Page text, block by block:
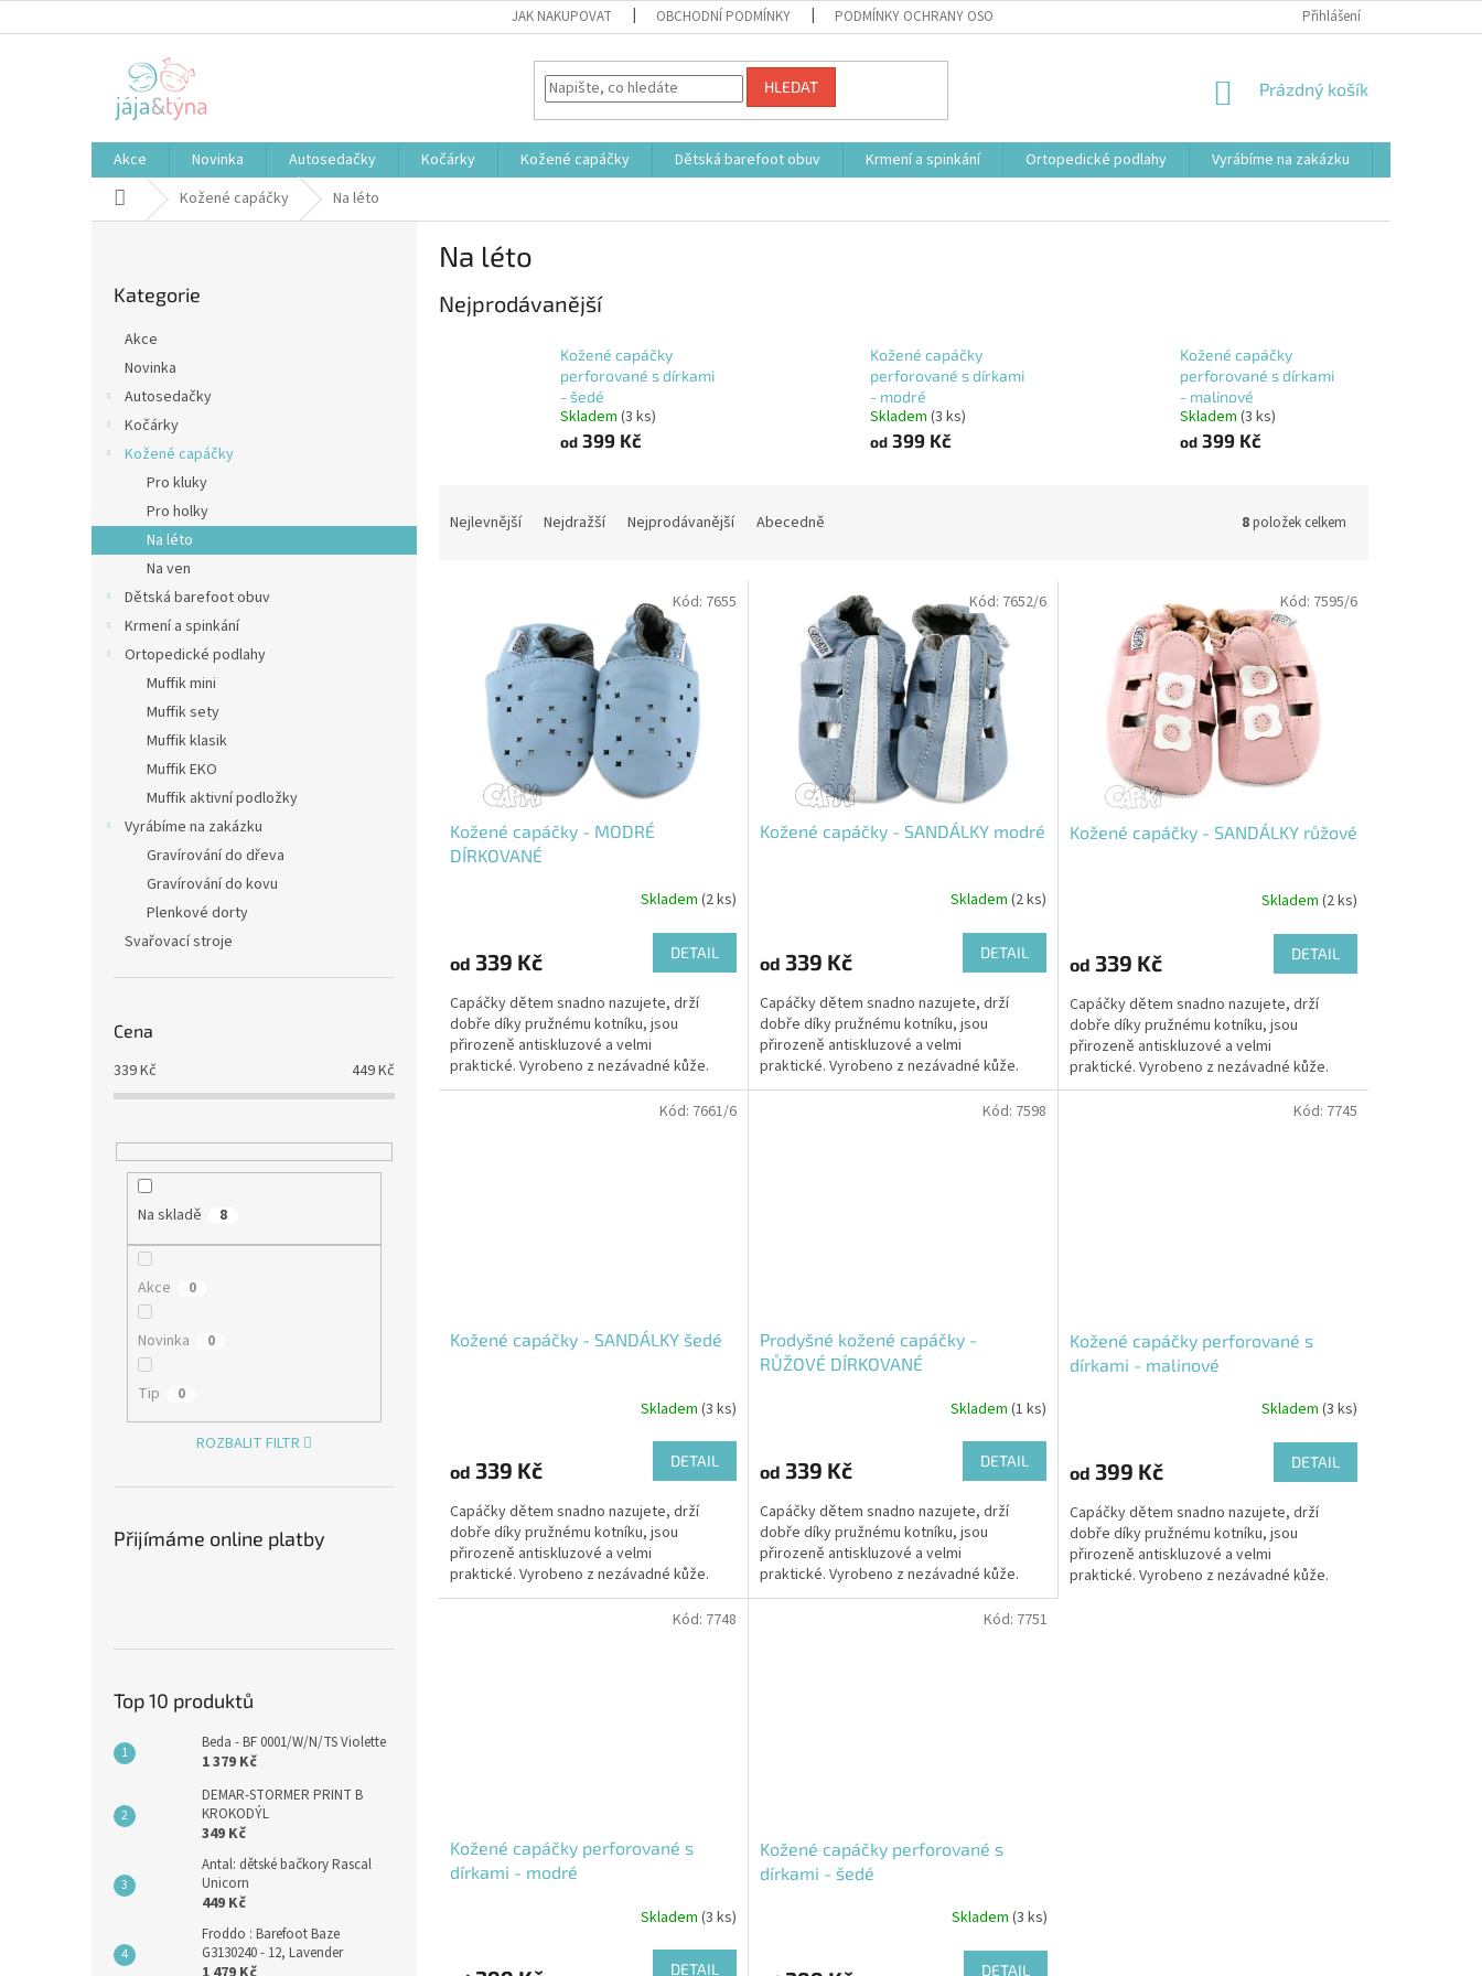
na
JAK NAKUPOVAT OBCHODNÍ PODMÍNKY PODMÍNKY OCHRANY OSOBNÍCH ÚDAJŮ Přihlášení
HLEDAT
NÁKUPNÍ
Prázdný košík
Akce Novinka Autosedačky Kočárky Kožené capáčky Dětská barefoot obuv Krmení a spinkání Ortopedické podlahy Vyrábíme na zakázku
Domů Kožené capáčky Na léto
e
l
kategorie
Kategorie
Akce
Novinka
Autosedačky
Kočárky
Kožené capáčky
Pro kluky
Pro holky
Na léto
Na ven
Dětská barefoot obuv
Krmení a spinkání
Ortopedické podlahy
Muffik mini
Muffik sety
Muffik klasik
Muffik EKO
Muffik aktivní podložky
Vyrábíme na zakázku
Gravírování do dřeva
Gravírování do kovu
Plenkové dorty
Svařovací stroje
Cena
339Kč 449Kč
Na skladě 8
Akce 0
Novinka 0
Tip 0
ROZBALIT FILTR
Přijímáme online platby
Top 10 produktů
Beda - BF 0001/W/N/TS Violette
1 379 Kč
DEMAR-STORMER PRINT B
KROKODÝL
349 Kč
Antal: dětské bačkory Rascal
Unicorn
449 Kč
Froddo : Barefoot Baze
G3130240 - 12, Lavender
Na léto
Nejprodávanější
Kožené capáčky
perforované s dírkami
- šedé
Skladem (3 ks)
od 399 Kč
Kožené capáčky
perforované s dírkami
- modré
Skladem (3 ks)
od399 Kč
Kožené capáčky
perforované s dírkami
- malinové
Skladem (3 ks)
od399 Kč
Nejlevnější Nejdražší Nejprodávanější Abecedně 8položek celkem
Kožené capáčky - MODRÉ
DÍRKOVANÉ
Skladem (2 ks)
od 339 Kč DETAIL
Capáčky dětem snadno nazujete, drží
dobře díky pružnému kotníku, jsou
přirozeně antiskluzové a velmi
praktické. Vyrobeno z nezávadné kůže.
Kód: 7655
Kožené capáčky - SANDÁLKY modré
Skladem (2 ks)
od 339 Kč DETAIL
Capáčky dětem snadno nazujete, drží
dobře díky pružnému kotníku, jsou
přirozeně antiskluzové a velmi
praktické. Vyrobeno z nezávadné kůže.
Kód: 7652/6
Kožené capáčky - SANDÁLKY růžové
Skladem (2 ks)
od 339 Kč DETAIL
Capáčky dětem snadno nazujete, drží
dobře díky pružnému kotníku, jsou
přirozeně antiskluzové a velmi
praktické. Vyrobeno z nezávadné kůže.
Kód: 7595/6
Kožené capáčky - SANDÁLKY šedé
Skladem (3 ks)
od 339 Kč DETAIL
Capáčky dětem snadno nazujete, drží
dobře díky pružnému kotníku, jsou
přirozeně antiskluzové a velmi
praktické. Vyrobeno z nezávadné kůže.
Kód: 7661/6
Prodyšné kožené capáčky -
RŮŽOVÉ DÍRKOVANÉ
Skladem (1 ks)
od 339 Kč DETAIL
Capáčky dětem snadno nazujete, drží
dobře díky pružnému kotníku, jsou
přirozeně antiskluzové a velmi
praktické. Vyrobeno z nezávadné kůže.
Kód: 7598
Kožené capáčky perforované s
dírkami - malinové
Skladem (3 ks)
od 399 Kč DETAIL
Capáčky dětem snadno nazujete, drží
dobře díky pružnému kotníku, jsou
přirozeně antiskluzové a velmi
praktické. Vyrobeno z nezávadné kůže.
Kód: 7745
Kožené capáčky perforované s
dírkami - modré
Skladem (3 ks)
DETAIL
Kód: 7748
Kožené capáčky perforované s
dírkami - šedé
Skladem (3 ks)
DETAIL
Kód: 7751